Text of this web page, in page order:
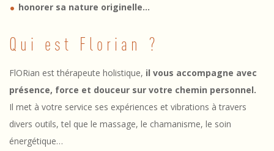
honorer sa nature originelle…
Qui est Florian ?
FlORian est thérapeute holistique, il vous accompagne avec
présence, force et douceur sur votre chemin personnel.
Il met à votre service ses expériences et vibrations à travers
divers outils, tel que le massage, le chamanisme, le soin
énergétique…